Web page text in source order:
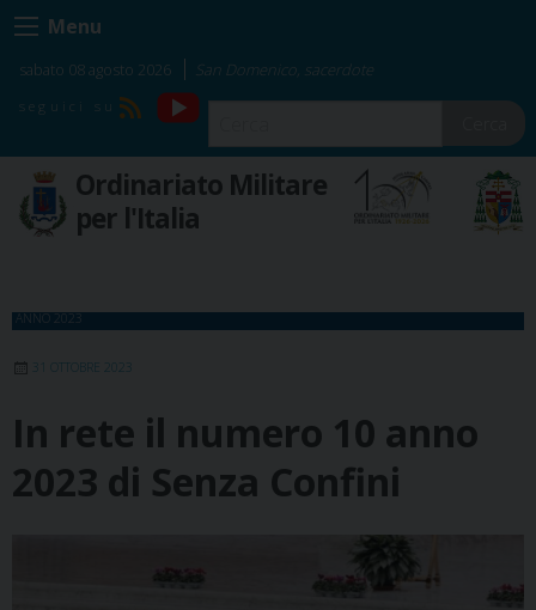
Skip
to
content
Menu
sabato 08 agosto 2026 San Domenico, sacerdote
RSS
YouTube
Ordinariato Militare
per l'Italia
ANNO 2023
31 OTTOBRE 2023
In rete il numero 10 anno
2023 di Senza Confini